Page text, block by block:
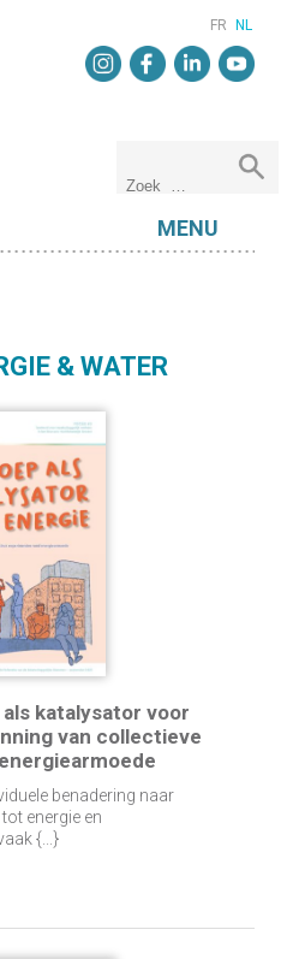
FR NL
MENU
& WATER
katalysator voor
van collectieve
benadering naar
energie en
{...}